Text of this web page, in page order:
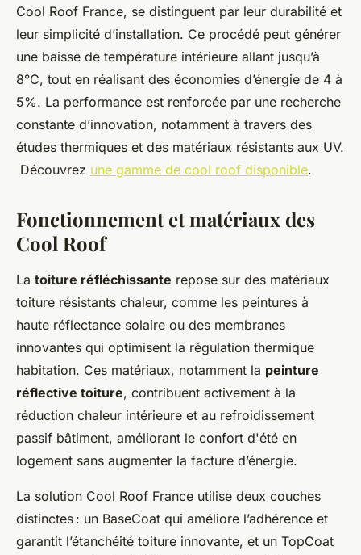
Cool Roof France, se distinguent par leur durabilité et
leur simplicité d’installation. Ce procédé peut générer
une baisse de température intérieure allant jusqu’à
8°C, tout en réalisant des économies d’énergie de 4 à
5%. La performance est renforcée par une recherche
constante d’innovation, notamment à travers des
études thermiques et des matériaux résistants aux UV.
Découvrez une gamme de cool roof disponible.
Fonctionnement et matériaux des
Cool Roof
La toiture réfléchissante repose sur des matériaux
toiture résistants chaleur, comme les peintures à
haute réflectance solaire ou des membranes
innovantes qui optimisent la régulation thermique
habitation. Ces matériaux, notamment la peinture
réflective toiture, contribuent activement à la
réduction chaleur intérieure et au refroidissement
passif bâtiment, améliorant le confort d'été en
logement sans augmenter la facture d’énergie.
La solution Cool Roof France utilise deux couches
distinctes : un BaseCoat qui améliore l’adhérence et
garantit l’étanchéité toiture innovante, et un TopCoat